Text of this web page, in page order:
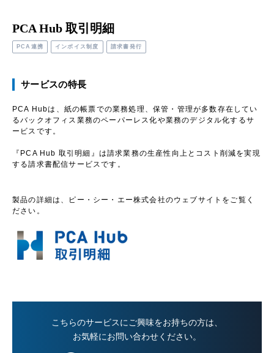
PCA Hub 取引明細
PCA連携 インボイス制度 請求書発行
サービスの特長
PCA Hubは、紙の帳票での業務処理、保管・管理が多数存在してい
るバックオフィス業務のペーパーレス化や業務のデジタル化するサ
ービスです。
『PCA Hub 取引明細』は請求業務の生産性向上とコスト削減を実現
する請求書配信サービスです。
製品の詳細は、ピー・シー・エー株式会社のウェブサイトをご覧く
ださい。
こちらのサービスにご興味をお持ちの方は、
お気軽にお問い合わせください。